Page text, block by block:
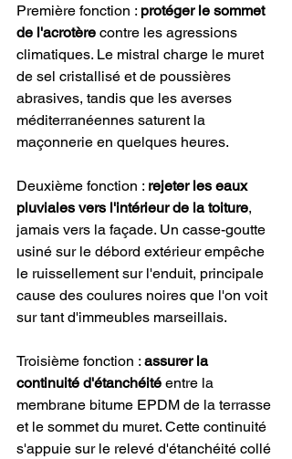
Première fonction : protéger le sommet
de l'acrotère contre les agressions
climatiques. Le mistral charge le muret
de sel cristallisé et de poussières
abrasives, tandis que les averses
méditerranéennes saturent la
maçonnerie en quelques heures.
Deuxième fonction : rejeter les eaux
pluviales vers l'intérieur de la toiture,
jamais vers la façade. Un casse-goutte
usiné sur le débord extérieur empêche
le ruissellement sur l'enduit, principale
cause des coulures noires que l'on voit
sur tant d'immeubles marseillais.
Troisième fonction : assurer la
continuité d'étanchéité entre la
membrane bitume EPDM de la terrasse
et le sommet du muret. Cette continuité
s'appuie sur le relevé d'étanchéité collé